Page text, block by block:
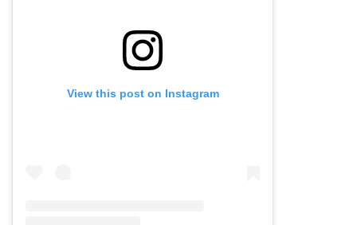
View this post on Instagram